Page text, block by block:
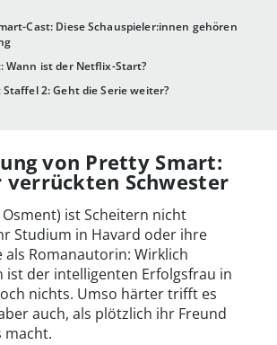
Cast: Diese Schauspieler:innen gehören
Wann ist der Netflix-Start?
2: Geht die Serie weiter?
von Pretty Smart:
verrückten Schwester
Osment) ist Scheitern nicht
Studium in Havard oder ihre
als Romanautorin: Wirklich
ist der intelligenten Erfolgsfrau in
nichts. Umso härter trifft es
auch, als plötzlich ihr Freund
macht.